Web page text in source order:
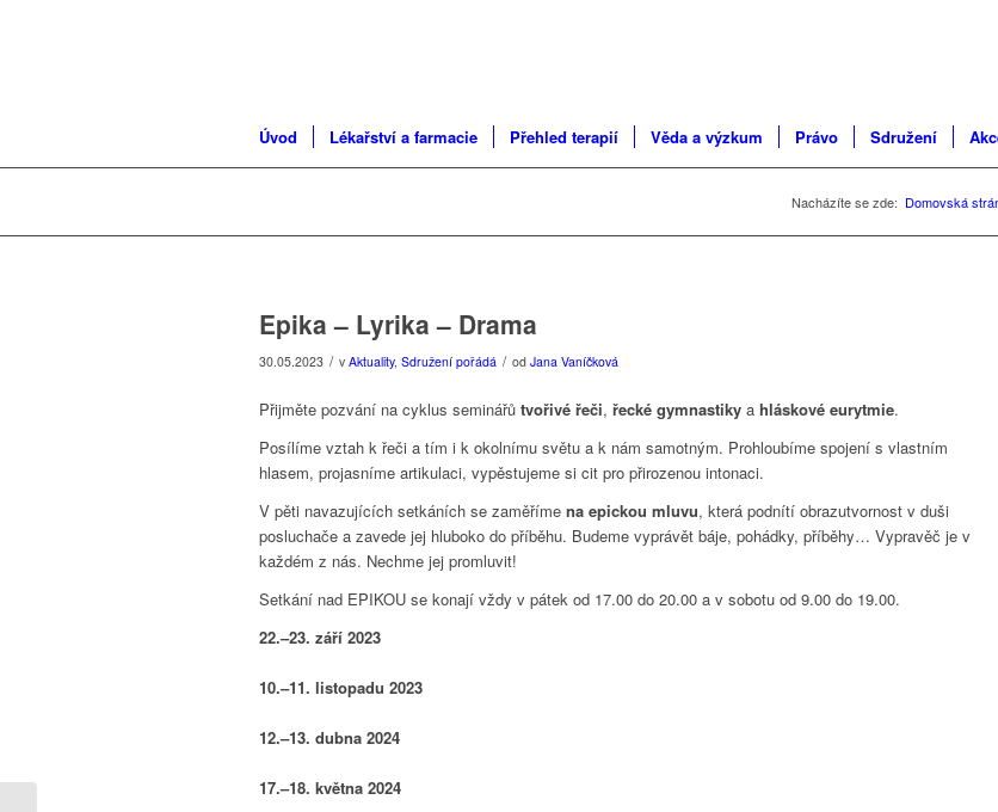
Úvod Lékařství a farmacie Přehled terapií Věda a výzkum Právo Sdružení
Nacházíte se zde: Domovská
Epika – Lyrika – Drama
30.05.2023 / v Aktuality, Sdružení pořádá / od Jana Vaníčková
Přijměte pozvání na cyklus seminářů tvořivé řeči, řecké gymnastiky a hláskové eurytmie.
Posílíme vztah k řeči a tím i k okolnímu světu a k nám samotným. Prohloubíme spojení s vlastním
hlasem, projasníme artikulaci, vypěstujeme si cit pro přirozenou intonaci.
V pěti navazujících setkáních se zaměříme na epickou mluvu, která podnítí obrazutvornost v duši
posluchače a zavede jej hluboko do příběhu. Budeme vyprávět báje, pohádky, příběhy… Vypravěč je v
každém z nás. Nechme jej promluvit!
Setkání nad EPIKOU se konají vždy v pátek od 17.00 do 20.00 a v sobotu od 9.00 do 19.00.
22.–23. září 2023
10.–11. listopadu 2023
12.–13. dubna 2024
17.–18. května 2024